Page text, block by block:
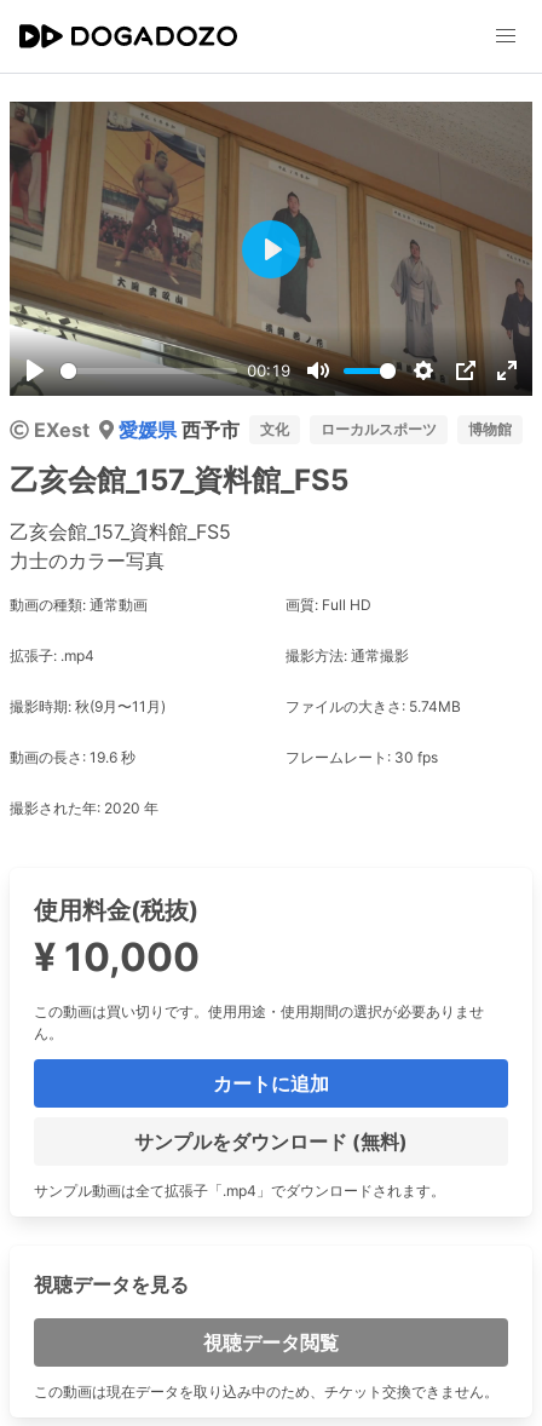
Play
00:19
Mute Settings
PIP
Play
EXest 愛媛県西予市 文化 ローカルスポーツ 博物館
乙亥会館_157_資料館_FS5
乙亥会館_157_資料館_FS5
力士のカラー写真
動画の種類: 通常動画 画質: Full HD
拡張子: .mp4 撮影方法: 通常撮影
撮影時期: 秋(9月〜11月) ファイルの大きさ: 5.74MB
動画の長さ: 19.6 秒 フレームレート: 30 fps
撮影された年: 2020 年
使用料金(税抜)
¥ 10,000
この動画は買い切りです。使用用途・使用期間の選択が必要ありませ
ん。
カートに追加
サンプルをダウンロード (無料)
サンプル動画は全て拡張子「.mp4」でダウンロードされます。
視聴データを見る
視聴データ閲覧
この動画は現在データを取り込み中のため、チケット交換できません。